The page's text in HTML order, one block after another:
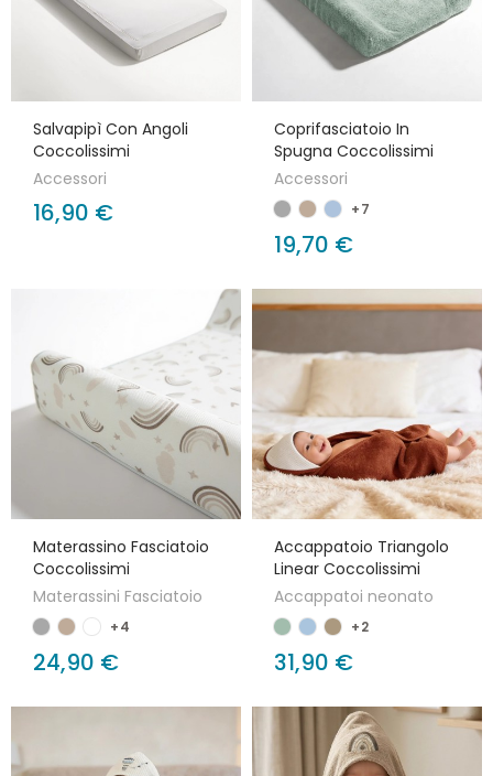
Salvapipì Con Angoli
Coccolissimi
Accessori
16,90 €
Coprifasciatoio In
Spugna Coccolissimi
Accessori
+7
19,70 €
Materassino Fasciatoio
Coccolissimi
Materassini Fasciatoio
+4
24,90 €
Accappatoio Triangolo
Linear Coccolissimi
Accappatoi neonato
+2
31,90 €